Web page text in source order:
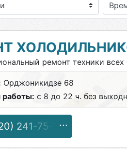
ремонт техники всех
Орджоникидзе 68
с 8 до 22 ч. без
241-75-26